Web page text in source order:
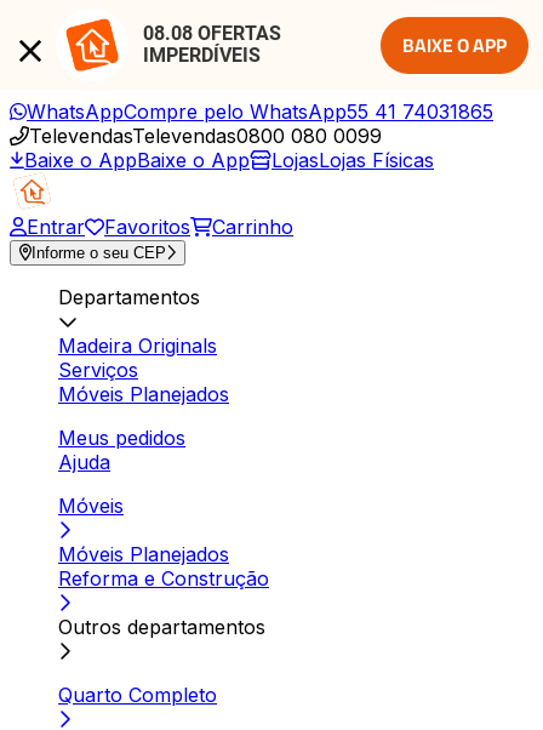
08.08 OFERTAS
IMPERDÍVEIS
BAIXE O APP
WhatsAppCompre pelo WhatsApp55 41 74031865
TelevendasTelevendas0800 080 0099
Baixe o AppBaixe o App LojasLojas Físicas
Entrar Favoritos Carrinho
Informe o seu CEP
Departamentos
Madeira Originals
Serviços
Móveis Planejados
Meus pedidos
Ajuda
Móveis
Móveis Planejados
Reforma e Construção
Outros departamentos
Quarto Completo